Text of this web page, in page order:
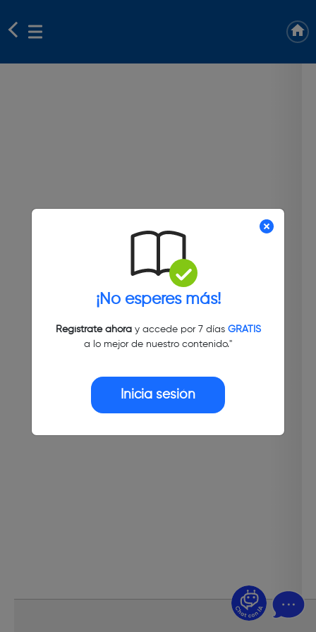
¡No esperes más!
Regístrate ahoray accede por 7 días GRATIS
a lo mejor de nuestro contenido."
Inicia sesión